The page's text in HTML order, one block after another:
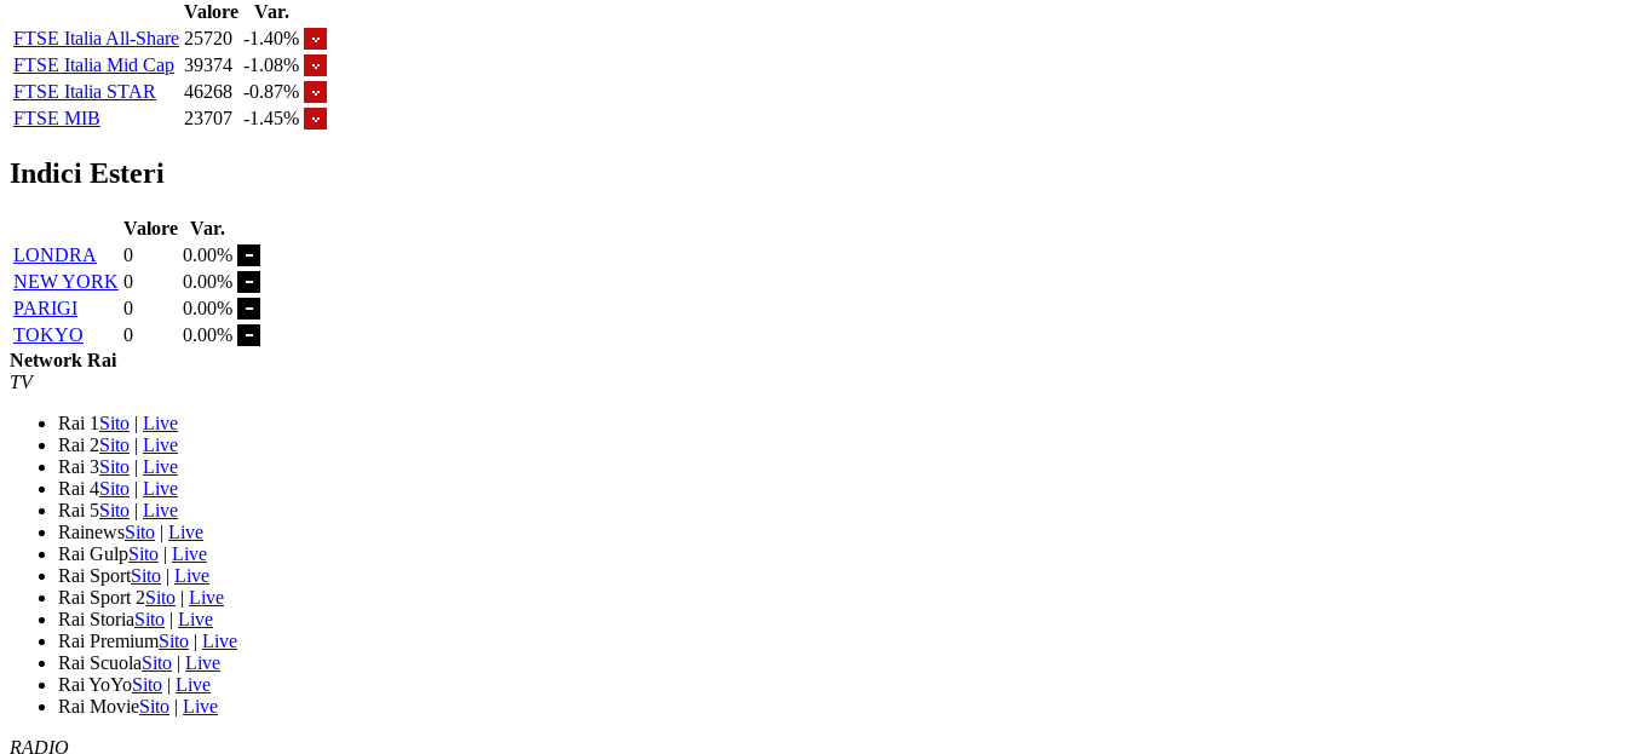
Valore
Var.
FTSE Italia All-Share 25720 -1.40%
FTSE Italia Mid Cap 39374 -1.08%
FTSE Italia STAR
46268 -0.87%
FTSE MIB
23707 -1.45%
Indici Esteri
Valore Var.
LONDRA
0
0.00%
NEW YORK 0
0.00%
PARIGI
0
0.00%
TOKYO
0
0.00%
Network Rai
TV
Rai 1 Sito | Live
Rai 2Sito | Live
Rai 3Sito | Live
Rai 4Sito | Live
Rai 5Sito | Live
RainewsSito | Live
Rai GulpSito | Live
Rai SportSito | Live
Rai Sport 2Sito | Live
Rai StoriaSito | Live
Rai PremiumSito | Live
Rai ScuolaSito | Live
Rai YoYoSito | Live
Rai MovieSito | Live
RADIO